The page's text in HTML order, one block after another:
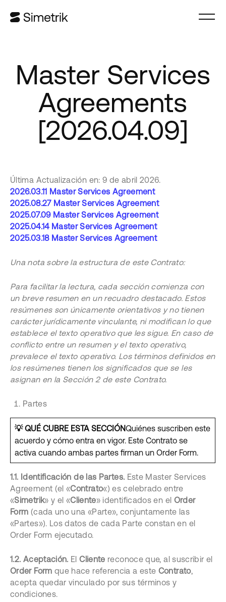
Master Services
Agreements
[2026.04.09]
Última Actualización en: 9 de abril 2026.
2026.03.11 Master Services Agreement
2025.08.27 Master Services Agreement
2025.07.09 Master Services Agreement
2025.04.14 Master Services Agreement
2025.03.18 Master Services Agreement
Una nota sobre la estructura de este Contrato:
Para facilitar la lectura, cada sección comienza con
un breve resumen en un recuadro destacado. Estos
resúmenes son únicamente orientativos y no tienen
carácter jurídicamente vinculante, ni modifican lo que
establece el texto operativo que les sigue. En caso de
conflicto entre un resumen y el texto operativo,
prevalece el texto operativo. Los términos definidos en
los resúmenes tienen los significados que se les
asignan en la Sección 2 de este Contrato.
Partes
💡QUÉ CUBRE ESTA SECCIÓNQuiénes suscriben este
acuerdo y cómo entra en vigor. Este Contrato se
activa cuando ambas partes firman un Order Form.
1.1. Identificación de las Partes. Este Master Services
Agreement (el «Contrato«) es celebrado entre
«Simetrik» y el «Cliente» identificados en el Order
Form (cada uno una «Parte», conjuntamente las
«Partes»). Los datos de cada Parte constan en el
Order Form ejecutado.
1.2. Aceptación. ElCliente reconoce que, al suscribir el
Order Form que hace referencia a este Contrato,
acepta quedar vinculado por sus términos y
condiciones.